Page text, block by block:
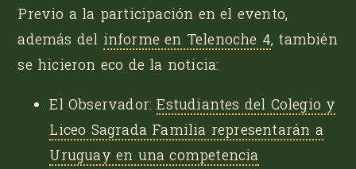
Previo a la participación en el evento,
además del informe en Telenoche 4, también
se hicieron eco de la noticia:
El Observador:Estudiantes del Colegio y
Liceo Sagrada Familia representarán a
Uruguay en una competencia